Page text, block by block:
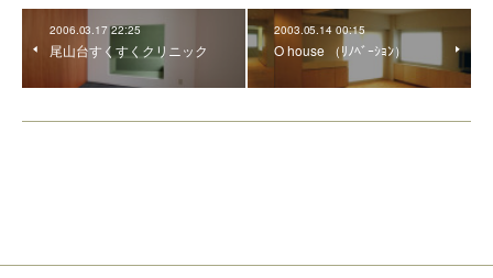
2006.03.17 22:25
尾山台すくすくクリニック
2003.05.14 00:15
O house （ﾘﾉﾍﾞｰｼｮﾝ）